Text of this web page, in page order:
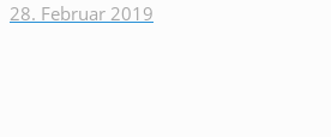
28. Februar 2019